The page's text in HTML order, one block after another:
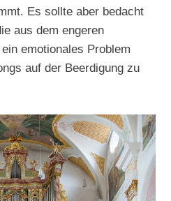
Es sollte aber bedacht
aus dem engeren
emotionales Problem
auf der Beerdigung zu